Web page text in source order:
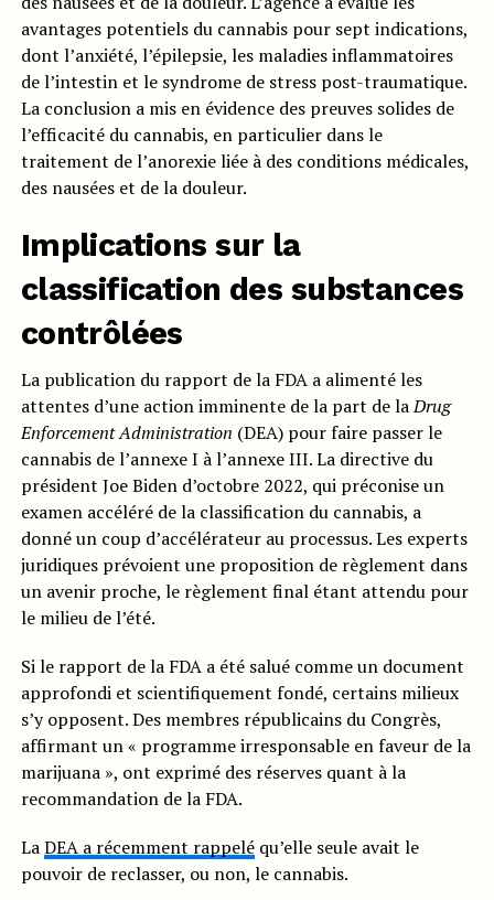
avantages potentiels du cannabis pour sept indications,
dont l’anxiété, l’épilepsie, les maladies inflammatoires
de l’intestin et le syndrome de stress post-traumatique.
La conclusion a mis en évidence des preuves solides de
l’efficacité du cannabis, en particulier dans le
traitement de l’anorexie liée à des conditions médicales,
des nausées et de la douleur.
Implications sur la
classification des substances
contrôlées
La publication du rapport de la FDA a alimenté les
attentes d’une action imminente de la part de laDrug
Enforcement Administration (DEA) pour faire passer le
cannabis de l’annexe I à l’annexe III. La directive du
président Joe Biden d’octobre 2022, qui préconise un
examen accéléré de la classification du cannabis, a
donné un coup d’accélérateur au processus. Les experts
juridiques prévoient une proposition de règlement dans
un avenir proche, le règlement final étant attendu pour
le milieu de l’été.
Si le rapport de la FDA a été salué comme un document
approfondi et scientifiquement fondé, certains milieux
s’y opposent. Des membres républicains du Congrès,
affirmant un « programme irresponsable en faveur de la
marijuana », ont exprimé des réserves quant à la
recommandation de la FDA.
LaDEA a récemment rappeléqu’elle seule avait le
pouvoir de reclasser, ou non, le cannabis.